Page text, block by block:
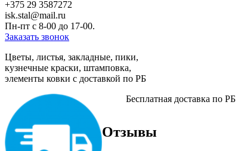
+375 29 3587272
isk.stal@mail.ru
Пн-пт c 8-00 до 17-00.
Заказать звонок
Цветы, листья, закладные, пики,
кузнечные краски, штамповка,
элементы ковки с доставкой по РБ
Бесплатная доставка по РБ
Отзывы